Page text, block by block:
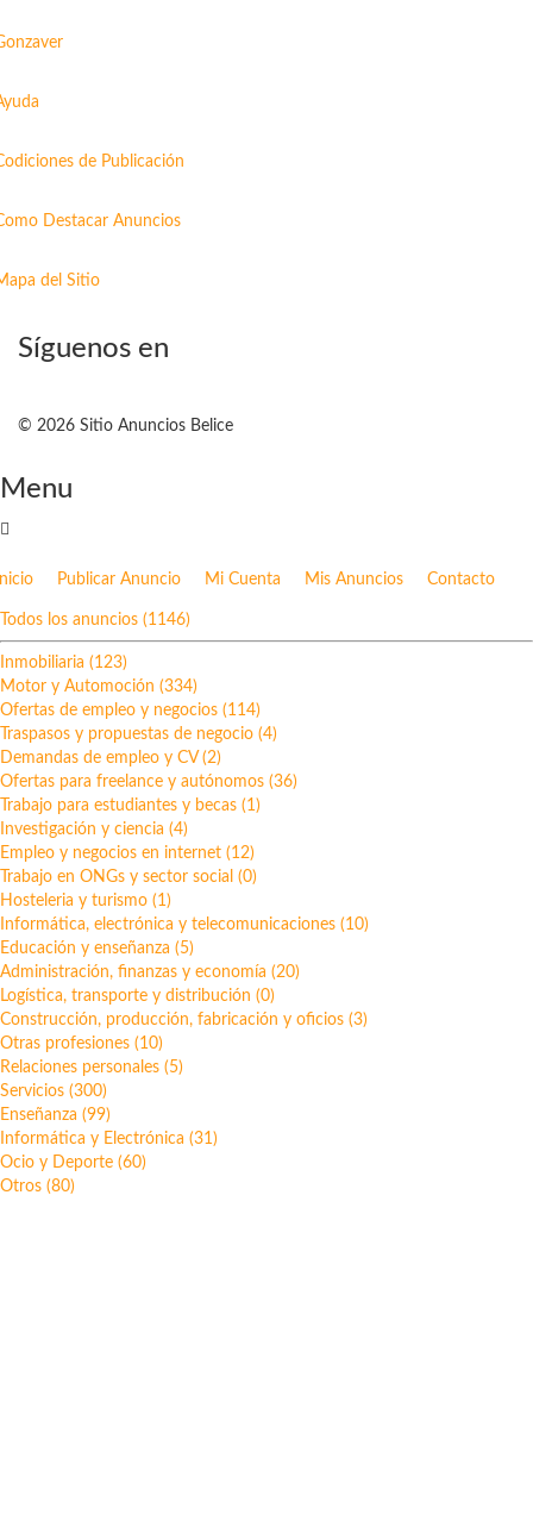
de Publicación
Destacar Anuncios
del Sitio
Síguenos en
© 2026 Sitio Anuncios Belice
Menu
Publicar Anuncio Mi Cuenta Mis Anuncios Contacto
Todos los anuncios (1146)
Inmobiliaria (123)
Motor y Automoción (334)
Ofertas de empleo y negocios (114)
Traspasos y propuestas de negocio (4)
Demandas de empleo y CV (2)
Ofertas para freelance y autónomos (36)
Trabajo para estudiantes y becas (1)
Investigación y ciencia (4)
Empleo y negocios en internet (12)
Trabajo en ONGs y sector social (0)
Hosteleria y turismo (1)
Informática, electrónica y telecomunicaciones (10)
Educación y enseñanza (5)
Administración, finanzas y economía (20)
Logística, transporte y distribución (0)
Construcción, producción, fabricación y oficios (3)
Otras profesiones (10)
Relaciones personales (5)
Servicios (300)
Enseñanza (99)
Informática y Electrónica (31)
Ocio y Deporte (60)
Otros (80)